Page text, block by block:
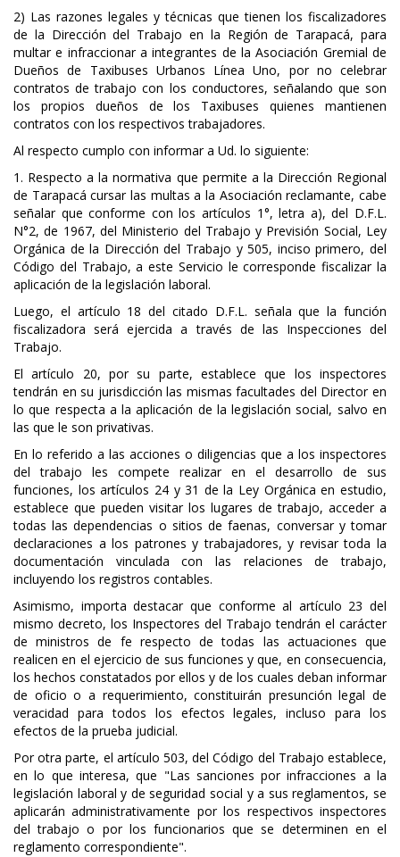
2) Las razones legales y técnicas que tienen los fiscalizadores
de la Dirección del Trabajo en la Región de Tarapacá, para
multar e infraccionar a integrantes de la Asociación Gremial de
Dueños de Taxibuses Urbanos Línea Uno, por no celebrar
contratos de trabajo con los conductores, señalando que son
los propios dueños de los Taxibuses quienes mantienen
contratos con los respectivos trabajadores.
Al respecto cumplo con informar a Ud. lo siguiente:
1. Respecto a la normativa que permite a la Dirección Regional
de Tarapacá cursar las multas a la Asociación reclamante, cabe
señalar que conforme con los artículos 1°, letra a), del D.F.L.
N°2, de 1967, del Ministerio del Trabajo y Previsión Social, Ley
Orgánica de la Dirección del Trabajo y 505, inciso primero, del
Código del Trabajo, a este Servicio le corresponde fiscalizar la
aplicación de la legislación laboral.
Luego, el artículo 18 del citado D.F.L. señala que la función
fiscalizadora será ejercida a través de las Inspecciones del
Trabajo.
El artículo 20, por su parte, establece que los inspectores
tendrán en su jurisdicción las mismas facultades del Director en
lo que respecta a la aplicación de la legislación social, salvo en
las que le son privativas.
En lo referido a las acciones o diligencias que a los inspectores
del trabajo les compete realizar en el desarrollo de sus
funciones, los artículos 24 y 31 de la Ley Orgánica en estudio,
establece que pueden visitar los lugares de trabajo, acceder a
todas las dependencias o sitios de faenas, conversar y tomar
declaraciones a los patrones y trabajadores, y revisar toda la
documentación vinculada con las relaciones de trabajo,
incluyendo los registros contables.
Asimismo, importa destacar que conforme al artículo 23 del
mismo decreto, los Inspectores del Trabajo tendrán el carácter
de ministros de fe respecto de todas las actuaciones que
realicen en el ejercicio de sus funciones y que, en consecuencia,
los hechos constatados por ellos y de los cuales deban informar
de oficio o a requerimiento, constituirán presunción legal de
veracidad para todos los efectos legales, incluso para los
efectos de la prueba judicial.
Por otra parte, el artículo 503, del Código del Trabajo establece,
en lo que interesa, que "Las sanciones por infracciones a la
legislación laboral y de seguridad social y a sus reglamentos, se
aplicarán administrativamente por los respectivos inspectores
del trabajo o por los funcionarios que se determinen en el
reglamento correspondiente".